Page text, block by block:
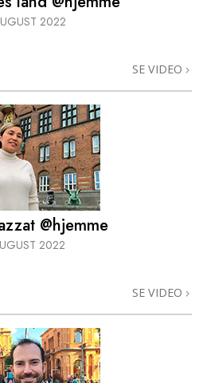
2022
SE VIDEO
@hjemme
2022
SE VIDEO